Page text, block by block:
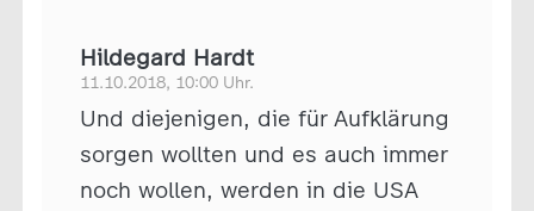
Hildegard Hardt
11.10.2018, 10:00 Uhr.
Und diejenigen, die für Aufklärung
sorgen wollten und es auch immer
noch wollen, werden in die USA